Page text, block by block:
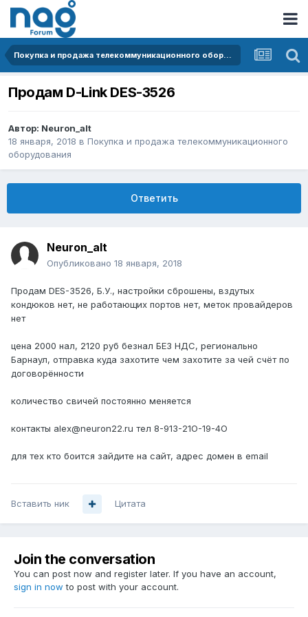
Покупка и продажа телекоммуникационного оборудования
Продам D-Link DES-3526
Автор: Neuron_alt
18 января, 2018 в Покупка и продажа телекоммуникационного
оборудования
Ответить
Neuron_alt
Опубликовано 18 января, 2018
Продам DES-3526, Б.У., настройки сброшены, вздутых
кондюков нет, не работающих портов нет, меток провайдеров
нет
цена 2000 нал, 2120 руб безнал БЕЗ НДС, регионально
Барнаул, отправка куда захотите чем захотите за чей счёт по
договорённости
количество свичей постоянно меняется
контакты alex@neuron22.ru тел 8-913-21О-19-4O
для тех кто боится зайдите на сайт, адрес домен в email
Вставить ник Цитата
Join the conversation
You can post now and register later. If you have an account,
sign in now to post with your account.